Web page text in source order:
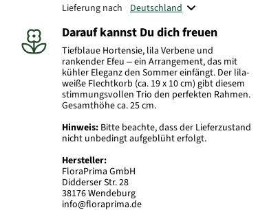
Lieferung nach
Darauf kannst Du dich freuen
Tiefblaue Hortensie, lila Verbene und
rankender Efeu – ein Arrangement, das mit
kühler Eleganz den Sommer einfängt. Der lila-
weiße Flechtkorb (ca. 19 x 10 cm) gibt diesem
stimmungsvollen Trio den perfekten Rahmen.
Gesamthöhe ca. 25 cm.
Hinweis: Bitte beachte, dass der Lieferzustand
nicht unbedingt aufgeblüht erfolgt.
Hersteller:
FloraPrima GmbH
Didderser Str. 28
38176 Wendeburg
info@floraprima.de